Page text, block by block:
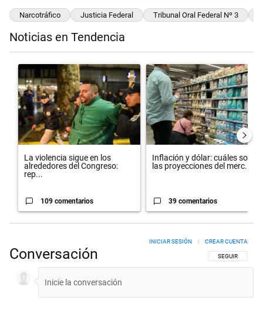
Narcotráfico Justicia Federal Tribunal Oral Federal Nº 3
Noticias en Tendencia
Un artículo de tendencia con el título "La violencia sigue en los
La violencia sigue en los
alrededores del Congreso:
rep...
109 comentarios
Un artículo de tendencia con el
Inflación y dólar: cuáles son
las proyecciones del merc...
39 comentarios
Conversación SIGA ESTA
SEGUIR
INICIAR SESIÓN CREAR CUENTA